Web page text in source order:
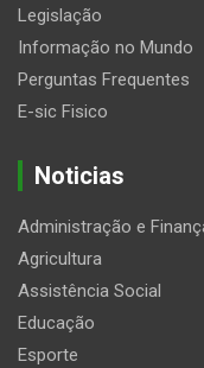
Legislação
Informação no Mundo
Perguntas Frequentes
E-sic Fisico
Noticias
Administração e
Agricultura
Assistência Social
Educação
Esporte